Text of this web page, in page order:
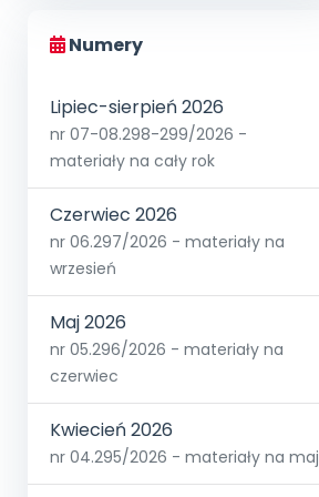
Numery
Lipiec-sierpień 2026
nr 07-08.298-299/2026 -
materiały na cały rok
Czerwiec 2026
nr 06.297/2026 - materiały na
wrzesień
Maj 2026
nr 05.296/2026 - materiały na
czerwiec
Kwiecień 2026
nr 04.295/2026 - materiały na maj